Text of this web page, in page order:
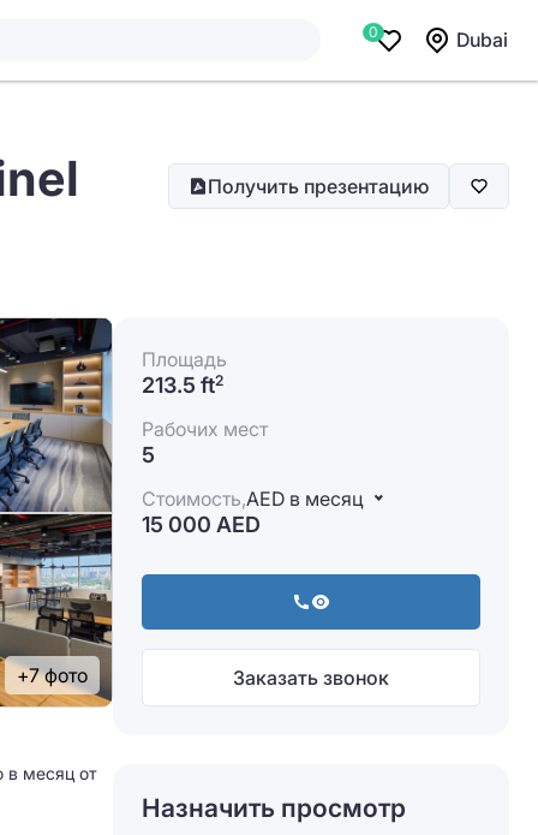
0 Dubai
Получить презентацию
+7 фото
Площадь
213.5 ft2
Рабочих мест
5
Стоимость,AED в месяц
15 000 AED
Заказать звонок
в месяц от
Назначить просмотр